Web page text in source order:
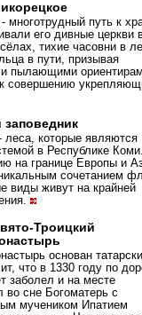
многотрудный путь к
его дивные церкви
тихие часовни в
в пути, призывая
пылающими
совершению
леса, которые являются
в Республике
на границе Европы и
сочетанием
виды живут на крайней
Троицкий
основан
что в 1330 году по
заболел и на месте
сне Богоматерь с
мучеником Ипатием